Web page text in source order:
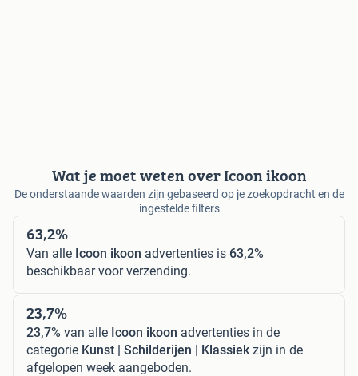
Wat je moet weten over Icoon ikoon
De onderstaande waarden zijn gebaseerd op je zoekopdracht en de
ingestelde filters
63,2%
Van alle Icoon ikoon advertenties is 63,2%
beschikbaar voor verzending.
23,7%
23,7% van alle Icoon ikoon advertenties in de
categorie Kunst | Schilderijen | Klassiek zijn in de
afgelopen week aangeboden.